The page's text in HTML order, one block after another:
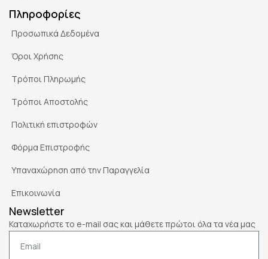
Πληροφορίες
Προσωπικά Δεδομένα
Όροι Χρήσης
Τρόποι Πληρωμής
Τρόποι Αποστολής
Πολιτική επιστροφών
Φόρμα Επιστροφής
Υπαναχώρηση από την Παραγγελία
Επικοινωνία
Newsletter
Καταχωρήστε το e-mail σας και μάθετε πρώτοι όλα τα νέα μας